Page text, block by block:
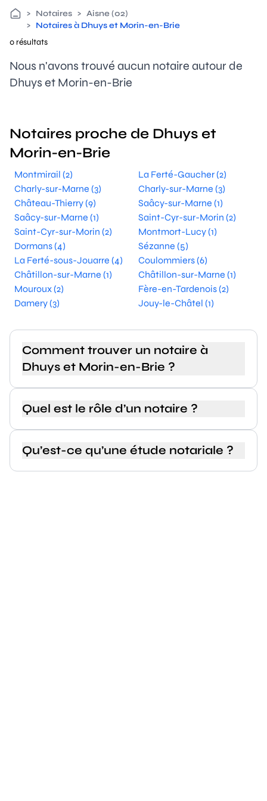
> Notaires > Aisne (02)
> Notaires à Dhuys et Morin-en-Brie
0 résultats
Nous n'avons trouvé aucun notaire autour de
Dhuys et Morin-en-Brie
Notaires proche de Dhuys et
Morin-en-Brie
Montmirail (2)
La Ferté-Gaucher (2)
Charly-sur-Marne (3)
Charly-sur-Marne (3)
Château-Thierry (9)
Saâcy-sur-Marne (1)
Saâcy-sur-Marne (1)
Saint-Cyr-sur-Morin (2)
Saint-Cyr-sur-Morin (2)
Montmort-Lucy (1)
Dormans (4)
Sézanne (5)
La Ferté-sous-Jouarre (4)
Coulommiers (6)
Châtillon-sur-Marne (1)
Châtillon-sur-Marne (1)
Mouroux (2)
Fère-en-Tardenois (2)
Damery (3)
Jouy-le-Châtel (1)
Comment trouver un notaire à
Dhuys et Morin-en-Brie ?
Quel est le rôle d’un notaire ?
Qu’est-ce qu’une étude notariale ?